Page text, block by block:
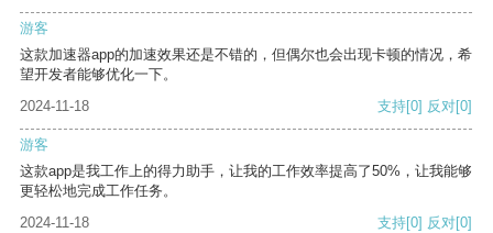
游客
这款加速器app的加速效果还是不错的，但偶尔也会出现卡顿的情况，希
望开发者能够优化一下。
2024-11-18
支持[0] 反对[0]
游客
这款app是我工作上的得力助手，让我的工作效率提高了50%，让我能够
更轻松地完成工作任务。
2024-11-18
支持[0] 反对[0]